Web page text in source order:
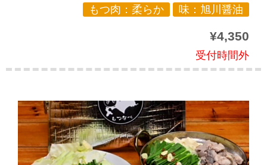
もつ肉：柔らか
味：旭川醤油
¥4,350
受付時間外